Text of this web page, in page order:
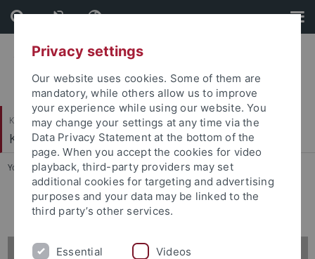
Skip
to
content
Skip
to
footer
Katholisch-Theologische Fakultät
Kirchenrecht
You are here: Startseite ... Wissenschaftliche Mitarbeiter/innen
Ehemalige wissenschaftliche Mitarbeiter/innen
Privacy settings
Our website uses cookies. Some of them are
mandatory, while others allow us to improve
your experience while using our website. You
may change your settings at any time via the
Data Privacy Statement at the bottom of the
page. When you accept the cookies for video
playback, third-party providers may set
additional cookies for targeting and advertising
purposes and your data may be linked to the
third party’s other services.
Essential Videos